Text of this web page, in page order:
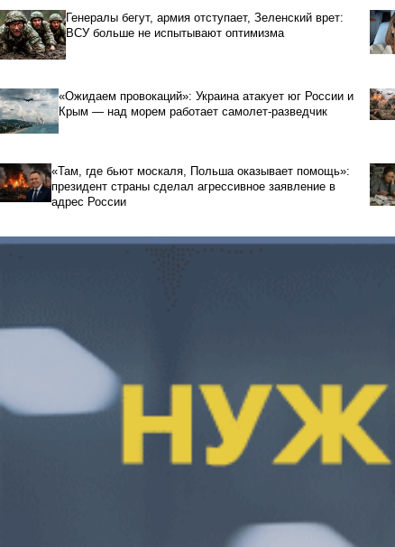
Генералы бегут, армия отступает, Зеленский врет:
ВСУ больше не испытывают оптимизма
«Ожидаем провокаций»: Украина атакует юг России и
Крым — над морем работает самолет-разведчик
«Там, где бьют москаля, Польша оказывает помощь»:
президент страны сделал агрессивное заявление в
адрес России